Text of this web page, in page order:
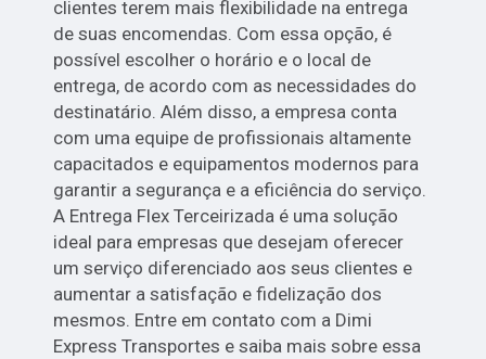
clientes terem mais flexibilidade na entrega
de suas encomendas. Com essa opção, é
possível escolher o horário e o local de
entrega, de acordo com as necessidades do
destinatário. Além disso, a empresa conta
com uma equipe de profissionais altamente
capacitados e equipamentos modernos para
garantir a segurança e a eficiência do serviço.
A Entrega Flex Terceirizada é uma solução
ideal para empresas que desejam oferecer
um serviço diferenciado aos seus clientes e
aumentar a satisfação e fidelização dos
mesmos. Entre em contato com a Dimi
Express Transportes e saiba mais sobre essa